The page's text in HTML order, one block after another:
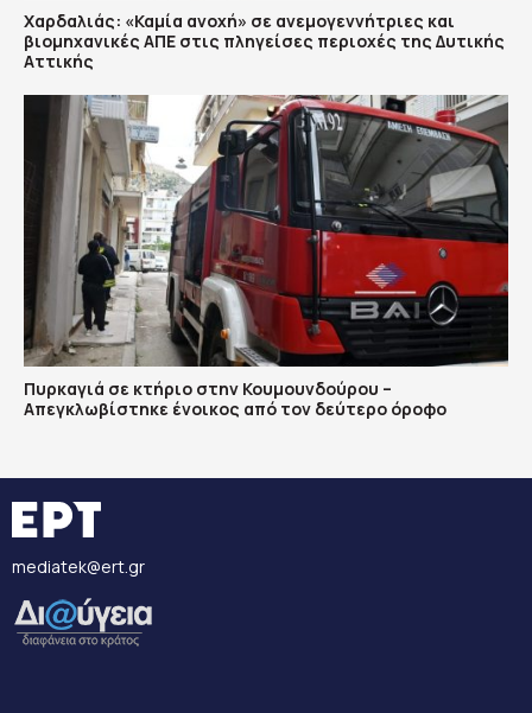
Χαρδαλιάς: «Καμία ανοχή» σε ανεμογεννήτριες και
βιομηχανικές ΑΠΕ στις πληγείσες περιοχές της Δυτικής
Αττικής
Πυρκαγιά σε κτήριο στην Κουμουνδούρου –
Απεγκλωβίστηκε ένοικος από τον δεύτερο όροφο
mediatek@ert.gr